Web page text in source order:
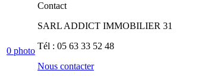
0 photo
Contact
SARL ADDICT IMMOBILIER 31
Tél : 05 63 33 52 48
Nous contacter